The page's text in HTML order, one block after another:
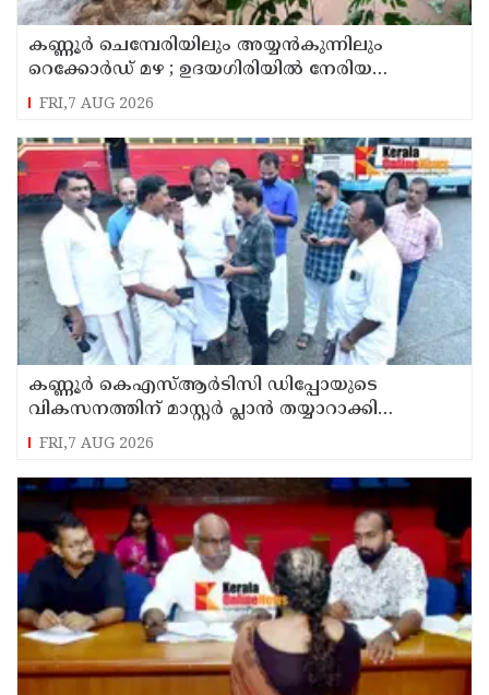
കണ്ണൂർ ചെമ്പേരിയിലും അയ്യൻകുന്നിലും
റെക്കോർഡ് മഴ ; ഉദയഗിരിയിൽ നേരിയ
ഉരുൾപൊട്ടൽ; 13 പേരെ ക്യാമ്പിലേക്ക് മാറ്റി
FRI,7 AUG 2026
കണ്ണൂർ കെഎസ്ആർടിസി ഡിപ്പോയുടെ
വികസനത്തിന് മാസ്റ്റർ പ്ലാൻ തയ്യാറാക്കി
സമർപ്പിക്കും : ടി ഒ മോഹനൻ എം എൽ എ
FRI,7 AUG 2026